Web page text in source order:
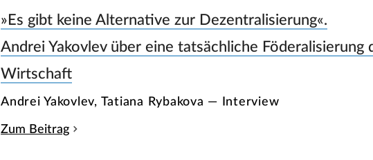
»Es gibt keine Alternative zur Dezentralisierung«.
Andrei Yakovlev über eine tatsächliche Föderalisierung
Wirtschaft
Andrei Yakovlev, Tatiana Rybakova — Interview
Zum Beitrag